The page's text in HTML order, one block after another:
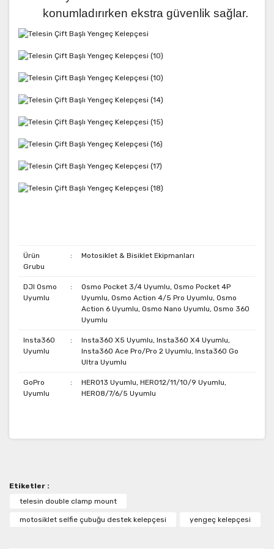
konumladırırken ekstra güvenlik sağlar.
Ürün
Grubu
: Motosiklet & Bisiklet Ekipmanları
DJI Osmo
Uyumlu
:
Osmo Pocket 3/4 Uyumlu, Osmo Pocket 4P
Uyumlu, Osmo Action 4/5 Pro Uyumlu, Osmo
Action 6 Uyumlu, Osmo Nano Uyumlu, Osmo 360
Uyumlu
Insta360
Uyumlu
:
Insta360 X5 Uyumlu, Insta360 X4 Uyumlu,
Insta360 Ace Pro/Pro 2 Uyumlu, Insta360 Go
Ultra Uyumlu
GoPro
Uyumlu
:
HERO13 Uyumlu, HERO12/11/10/9 Uyumlu,
HERO8/7/6/5 Uyumlu
Ürün resmi kalitesiz, bozuk veya görüntülenemiyor.
Ürün açıklamasında eksik bilgiler bulunuyor.
Etiketler :
telesin double clamp mount
motosiklet selfie çubuğu destek kelepçesi yengeç kelepçesi